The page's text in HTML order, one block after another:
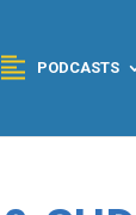
PODCASTS